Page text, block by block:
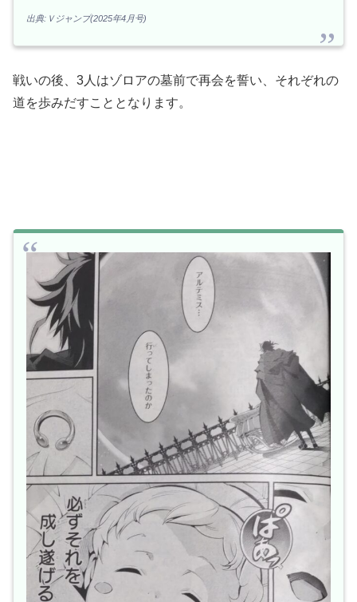
出典:Ｖジャンプ(2025年4月号)
戦いの後、3人はゾロアの墓前で再会を誓い、それぞれの
道を歩みだすこととなります。